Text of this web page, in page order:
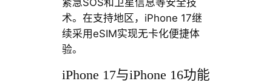
术。在支持地区，iPhone 17继
续采用eSIM实现无卡化便捷体
验。
iPhone 17与iPhone 16功能